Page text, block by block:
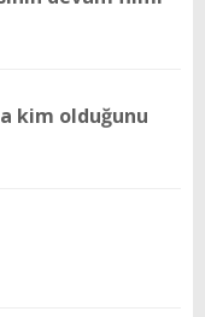
kim olduğunu